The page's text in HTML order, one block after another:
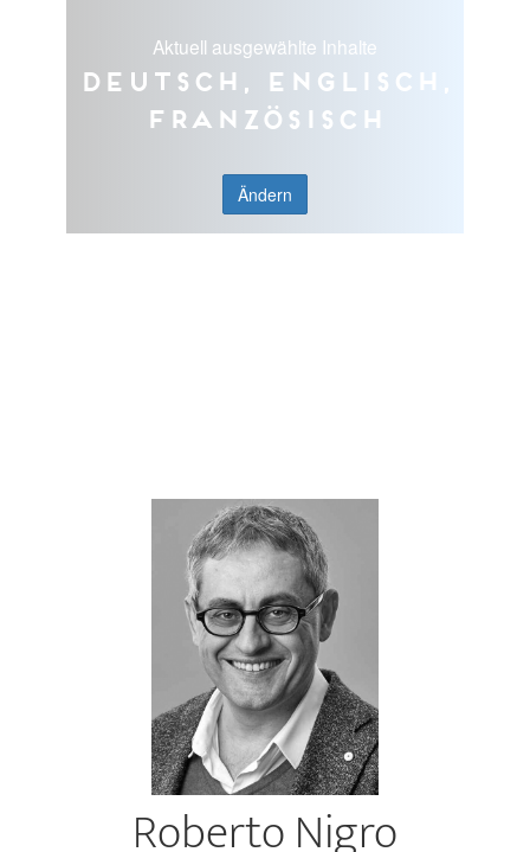
Aktuell ausgewählte Inhalte
Deutsch, Englisch,
Französisch
Ändern
Roberto Nigro